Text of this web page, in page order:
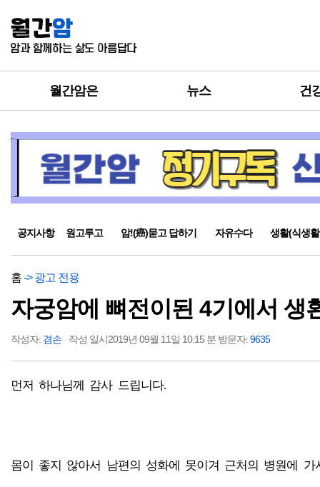
월간암은 뉴스 건
공지사항 원고투고 암!(癌)묻고 답하기 자유수다 생활(식생
홈-> 광고 전용
자궁암에 뼈전이된 4기에서 생
작성자: 겸손 작성 일시2019년 09월 11일 10:15 분 방문자:9635
먼저 하나님께 감사 드립니다.
몸이 좋지 않아서 남편의 성화에 못이겨 근처의 병원에